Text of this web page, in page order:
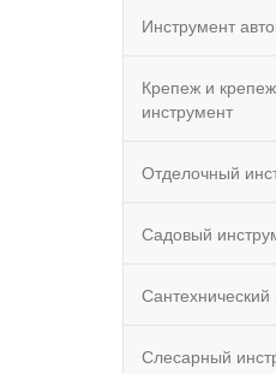
Инструмент
Крепеж и
инструмент
Отделочный
Садовый
Сантехнический
Слесарный